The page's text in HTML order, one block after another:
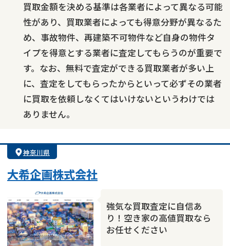
買取金額を決める基準は各業者によって異なる可能
性があり、買取業者によっても得意分野が異なるた
め、事故物件、再建築不可物件など自身の物件タ
イプを得意とする業者に査定してもらうのが重要で
す。なお、無料で査定ができる買取業者が多い上
に、査定をしてもらったからといって必ずその業者
に買取を依頼しなくてはいけないというわけでは
ありません。
神奈川県
大希企画株式会社
強気な買取査定に自信あ
り！空き家の高値買取なら
お任せください